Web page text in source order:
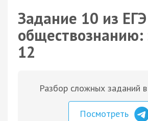
Задание 10 из
обществознанию:
12
Разбор сложных заданий в
Посмотреть